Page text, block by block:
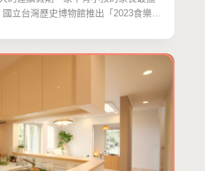
立台灣歷史博物館推出「2023食樂鮮